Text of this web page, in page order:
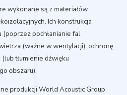
wykonane są z materiałów
Ich konstrukcja
(poprzez pochłanianie fal
(ważne w wentylacji), ochronę
tłumienie dźwięku
obszaru).
produkcji World Acoustic Group